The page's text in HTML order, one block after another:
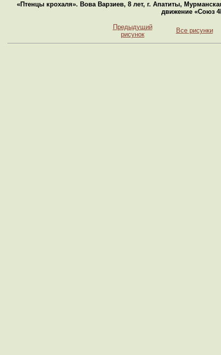
«Птенцы крохаля». Вова Варзиев, 8 лет, г. Апатиты,
движение «Союз
Предыдущий
рисунок
Все рисунки